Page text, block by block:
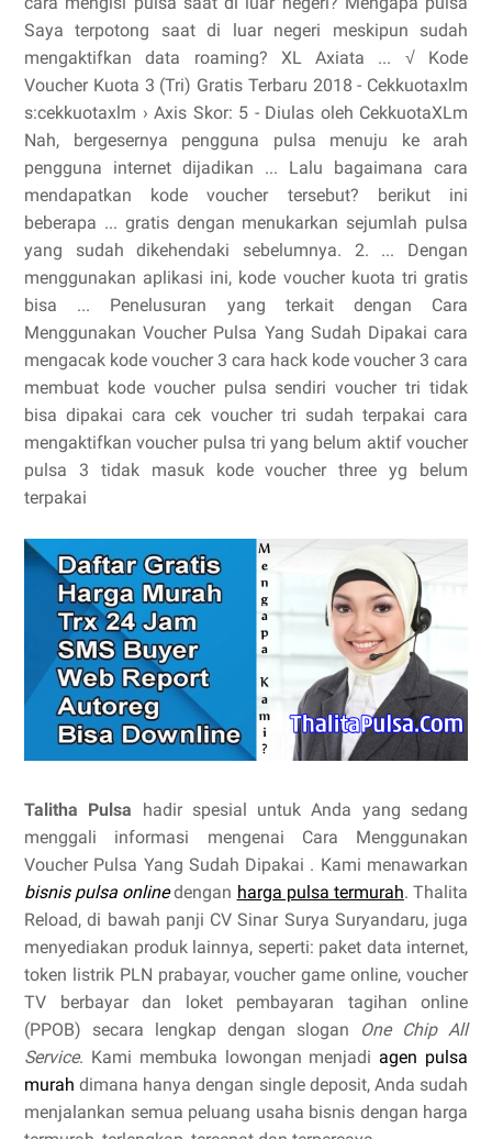
Saya terpotong saat di luar negeri meskipun sudah
mengaktifkan data roaming? XL Axiata ... √ Kode
Voucher Kuota 3 (Tri) Gratis Terbaru 2018 - Cekkuotaxlm
s:cekkuotaxlm › Axis Skor: 5 - ‎Diulas oleh CekkuotaXLm
Nah, bergesernya pengguna pulsa menuju ke arah
pengguna internet dijadikan ... Lalu bagaimana cara
mendapatkan kode voucher tersebut? berikut ini
beberapa ... gratis dengan menukarkan sejumlah pulsa
yang sudah dikehendaki sebelumnya. 2. ... Dengan
menggunakan aplikasi ini, kode voucher kuota tri gratis
bisa ... Penelusuran yang terkait dengan Cara
Menggunakan Voucher Pulsa Yang Sudah Dipakai cara
mengacak kode voucher 3 cara hack kode voucher 3 cara
membuat kode voucher pulsa sendiri voucher tri tidak
bisa dipakai cara cek voucher tri sudah terpakai cara
mengaktifkan voucher pulsa tri yang belum aktif voucher
pulsa 3 tidak masuk kode voucher three yg belum
terpakai
Talitha Pulsa hadir spesial untuk Anda yang sedang
menggali informasi mengenai Cara Menggunakan
Voucher Pulsa Yang Sudah Dipakai . Kami menawarkan
bisnis pulsa onlinedengan harga pulsa termurah. Thalita
Reload, di bawah panji CV Sinar Surya Suryandaru, juga
menyediakan produk lainnya, seperti: paket data internet,
token listrik PLN prabayar, voucher game online, voucher
TV berbayar dan loket pembayaran tagihan online
(PPOB) secara lengkap dengan slogan
One Chip All
Service. Kami membuka lowongan menjadi agen pulsa
murah dimana hanya dengan single deposit, Anda sudah
menjalankan semua peluang usaha bisnis dengan harga